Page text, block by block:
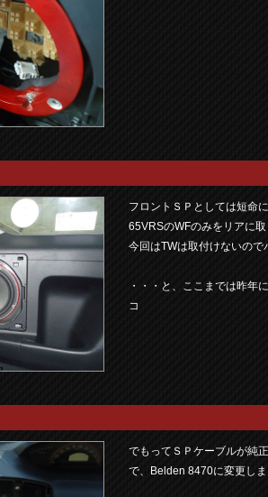
フロントＳＰとしては短命
65VRSのWFのみをリアに取
今回はTWは取付けないので
・・・と、ここまでは昨年
コ
でもってＳＰケーブルが純
で、Belden 8470に変更しま